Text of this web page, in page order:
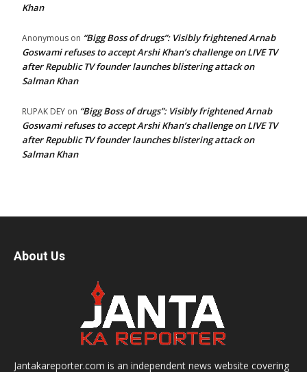
Khan
Anonymous on “Bigg Boss of drugs”: Visibly frightened Arnab
Goswami refuses to accept Arshi Khan’s challenge on LIVE TV
after Republic TV founder launches blistering attack on
Salman Khan
RUPAK DEY on “Bigg Boss of drugs”: Visibly frightened Arnab
Goswami refuses to accept Arshi Khan’s challenge on LIVE TV
after Republic TV founder launches blistering attack on
Salman Khan
About Us
Jantakareporter.com is an independent news website covering